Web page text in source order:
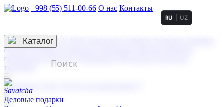
+998 (55) 511-00-66 О нас Контакты
3D гравировка
смолой (Doming)
гравировка твердая
тиснение
RU UZ
☰
Контакты
Каталог
Деловые подарки